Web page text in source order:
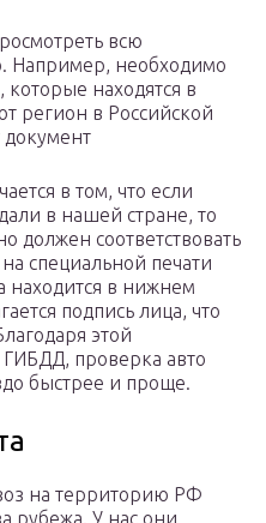
всю
Например, необходимо
находятся в
регион в Российской
документ
в том, что если
в нашей стране, то
должен соответствовать
специальной печати
находится в нижнем
подпись лица, что
этой
проверка авто
быстрее и проще.
на территорию РФ
рубежа. У нас они